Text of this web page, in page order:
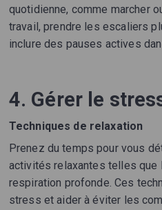
quotidienne, comme marcher
travail, prendre les escaliers
inclure des pauses actives
4. Gérer le
Techniques de relaxation
Prenez du temps pour vous
activités relaxantes telles que
respiration profonde. Ces
stress et aider à éviter les